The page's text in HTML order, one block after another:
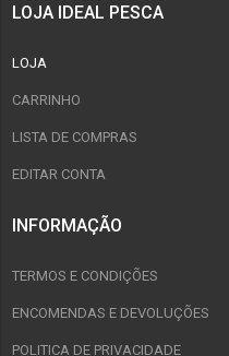
LOJA IDEAL PESCA
LOJA
CARRINHO
LISTA DE COMPRAS
EDITAR CONTA
INFORMAÇÃO
TERMOS E CONDIÇÕES
ENCOMENDAS E DEVOLUÇÕES
POLITICA DE PRIVACIDADE